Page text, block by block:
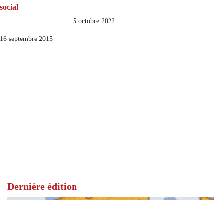
social
16 septembre 2015
5 octobre 2022
Dernière édition